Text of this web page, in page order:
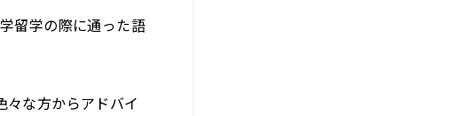
留学の際に通った語
な方からアドバイ